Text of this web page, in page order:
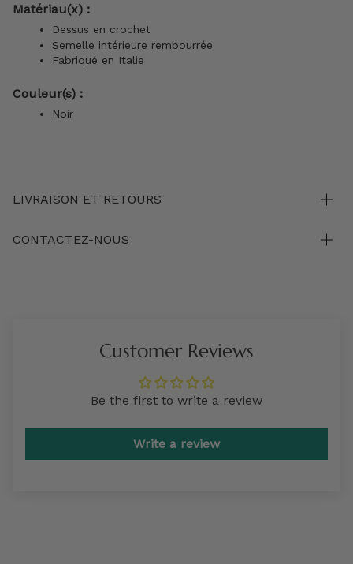
Matériau(x) :
Dessus en crochet
Semelle intérieure rembourrée
Fabriqué en Italie
Couleur(s) :
Noir
LIVRAISON ET RETOURS
CONTACTEZ-NOUS
Customer Reviews
Be the first to write a review
Write a review